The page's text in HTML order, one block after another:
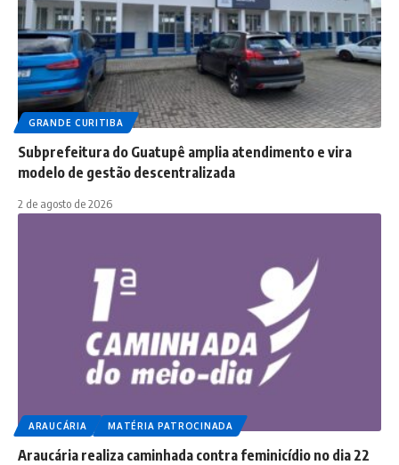
GRANDE CURITIBA
Subprefeitura do Guatupê amplia atendimento e vira
modelo de gestão descentralizada
2 de agosto de 2026
ARAUCÁRIA MATÉRIA PATROCINADA
Araucária realiza caminhada contra feminicídio no dia 22